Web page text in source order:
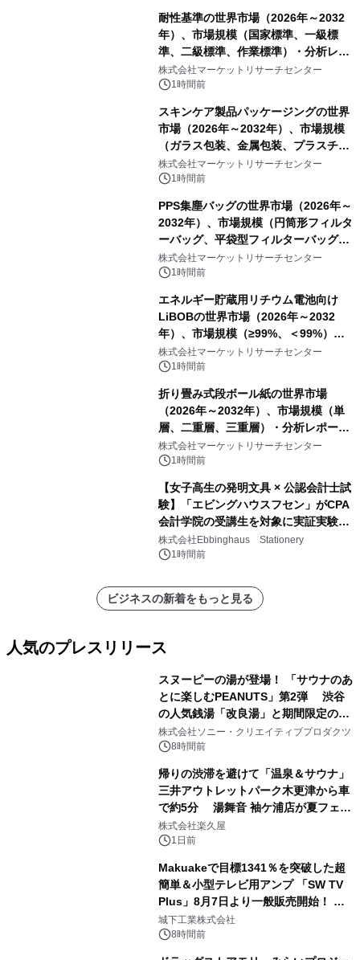
耐性基準の世界市場（2026年～2032
年）、市場規模（国家標準、一級標
準、二級標準、作業標準）・分析レポ
ートを発表
株式会社マーケットリサーチセンター
1時間前
スキンケア製品パッケージングの世界
市場（2026年～2032年）、市場規模
（ガラス包装、金属包装、プラスチッ
ク包装、その他）・分析レポートを発
表
株式会社マーケットリサーチセンター
1時間前
PPS集塵バッグの世界市場（2026年～
2032年）、市場規模（円筒形フィルタ
ーバッグ、平袋型フィルターバッグ、
プリーツフィルターバッグ、その
他）・分析レポートを発表
株式会社マーケットリサーチセンター
1時間前
エネルギー貯蔵用リチウム電池向け
LiBOBの世界市場（2026年～2032
年）、市場規模（≥99%、＜99%）・
分析レポートを発表
株式会社マーケットリサーチセンター
1時間前
折り畳み式段ボール紙の世界市場
（2026年～2032年）、市場規模（単
層、二重層、三重層）・分析レポート
を発表
株式会社マーケットリサーチセンター
1時間前
【女子高生の発明文具 × 公認会計士試
験】「エビングハウスフセン」がCPA
会計学院の受講生を対象に実証実験を
実施
株式会社Ebbinghaus Stationery
1時間前
ビジネスの新着をもっと見る
人気のプレスリリース
スヌーピーの湯が登場！ 「サウナのあ
とに楽しむPEANUTS」第2弾 渋谷
の人気銭湯「改良湯」と期間限定のコ
ラボレーション サウナイキタイコラ
ボグッズも発売決定！
株式会社ソニー・クリエイティブプロダクツ
8時間前
帰りの渋滞を避けて「温泉＆サウナ」
三井アウトレットパーク木更津から車
で約5分 湯舞音 袖ケ浦店が夏フェア
メニューを提供
株式会社楽久屋
1日前
Makuakeで目標1341％を突破した超
簡単＆小型テレビ用アンプ 「SW TV
Plus」8月7日より一般販売開始！ ケ
ーブル1本つなぐだけ、テレビの音が
ぐっと豊かに
城下工業株式会社
8時間前